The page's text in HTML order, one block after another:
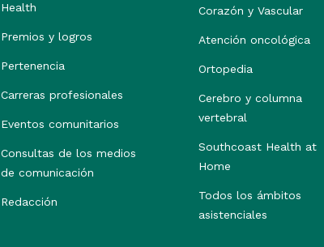
Health
Premios y logros
Pertenencia
Carreras profesionales
Eventos comunitarios
Consultas de los medios
de comunicación
Redacción
Corazón y Vascular
Atención oncológica
Ortopedia
Cerebro y columna
vertebral
Southcoast Health at
Home
Todos los ámbitos
asistenciales